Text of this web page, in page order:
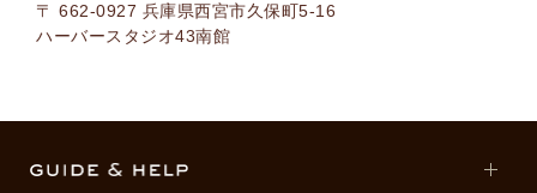
〒 662-0927 兵庫県西宮市久保町5-16
ハーバースタジオ43南館